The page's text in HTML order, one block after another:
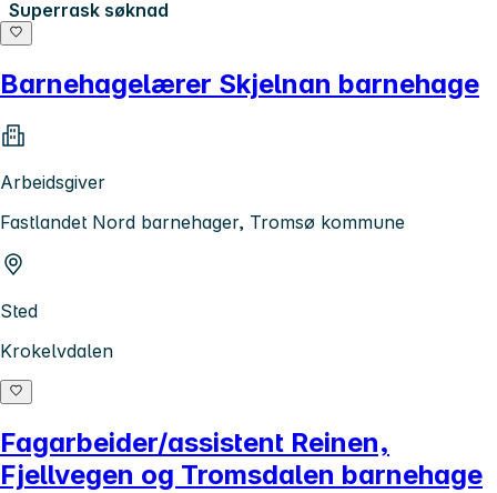
Superrask søknad
Barnehagelærer Skjelnan barnehage
Arbeidsgiver
Fastlandet Nord barnehager, Tromsø kommune
Sted
Krokelvdalen
Fagarbeider/assistent Reinen,
Fjellvegen og Tromsdalen barnehage